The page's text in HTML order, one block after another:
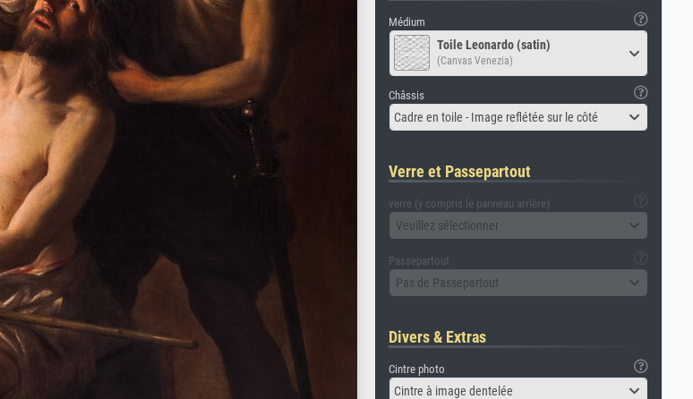
Médium
Toile Leonardo (satin)
(Canvas Venezia)
Châssis
Cadre en toile - Image reflétée sur le côté
Verre et Passepartout
verre (y compris le panneau arrière)
Veuillez sélectionner
Passepartout
Pas de Passepartout
Divers & Extras
Cintre photo
Cintre à image dentelée